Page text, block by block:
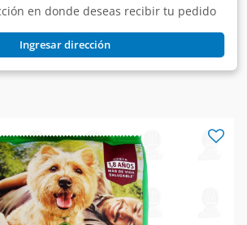
en donde deseas recibir tu pedido
Ingresar dirección
Alimento para Perros
Proteínas con Extra Life para Perros